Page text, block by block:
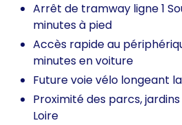
Arrêt de tramway ligne 1
minutes à pied
Accès rapide au
minutes en voiture
Future voie vélo longeant
Proximité des parcs,
Loire